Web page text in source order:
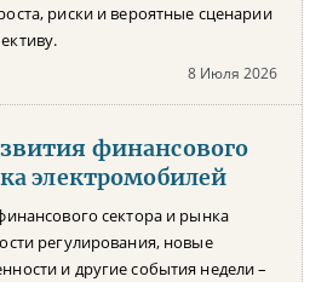
риски и вероятные сценарии
8 Июля 2026
финансового
электромобилей
сектора и рынка
регулирования, новые
и другие события недели –